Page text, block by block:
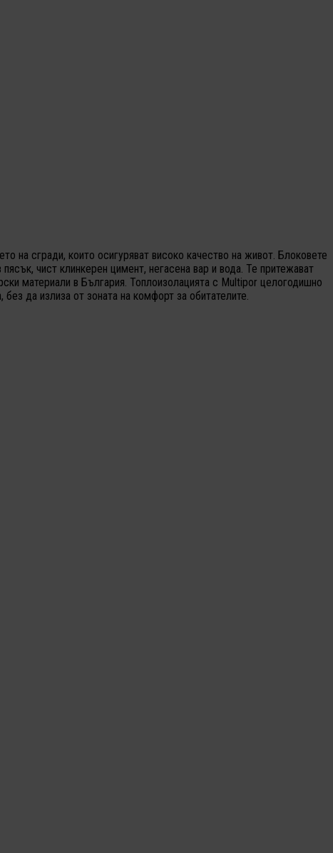
на сгради, които осигуряват високо качество на живот. Блоковете
чист клинкерен цимент, негасена вар и вода. Те притежават
материали в България. Топлоизолацията с Multipor целогодишно
да излиза от зоната на комфорт за обитателите.